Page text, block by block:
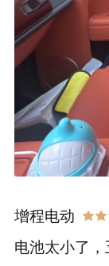
增程电动
电池太小了